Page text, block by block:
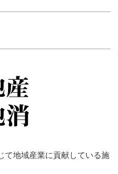
て地域産業に貢献している施